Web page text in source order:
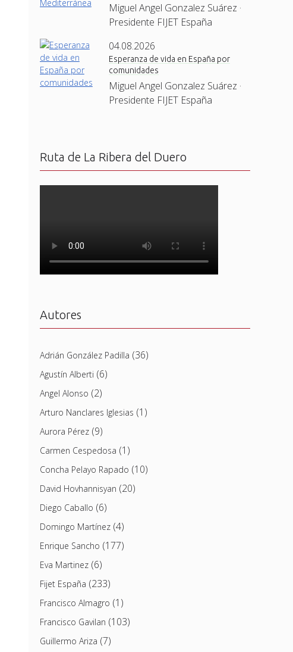
Miguel Angel Gonzalez Suárez ·
Presidente FIJET España
04.08.2026
Esperanza de vida en España por
comunidades
Miguel Angel Gonzalez Suárez ·
Presidente FIJET España
Ruta de La Ribera del Duero
Autores
Adrián González Padilla (36)
Agustín Alberti (6)
Angel Alonso (2)
Arturo Nanclares Iglesias (1)
Aurora Pérez(9)
Carmen Cespedosa (1)
Concha Pelayo Rapado (10)
David Hovhannisyan (20)
Diego Caballo (6)
Domingo Martínez(4)
Enrique Sancho (177)
Eva Martinez(6)
Fijet España (233)
Francisco Almagro (1)
Francisco Gavilan (103)
Guillermo Ariza (7)